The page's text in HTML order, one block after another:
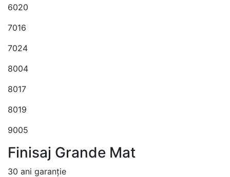
6020
7016
7024
8004
8017
8019
9005
Finisaj Grande Mat
30 ani garanție